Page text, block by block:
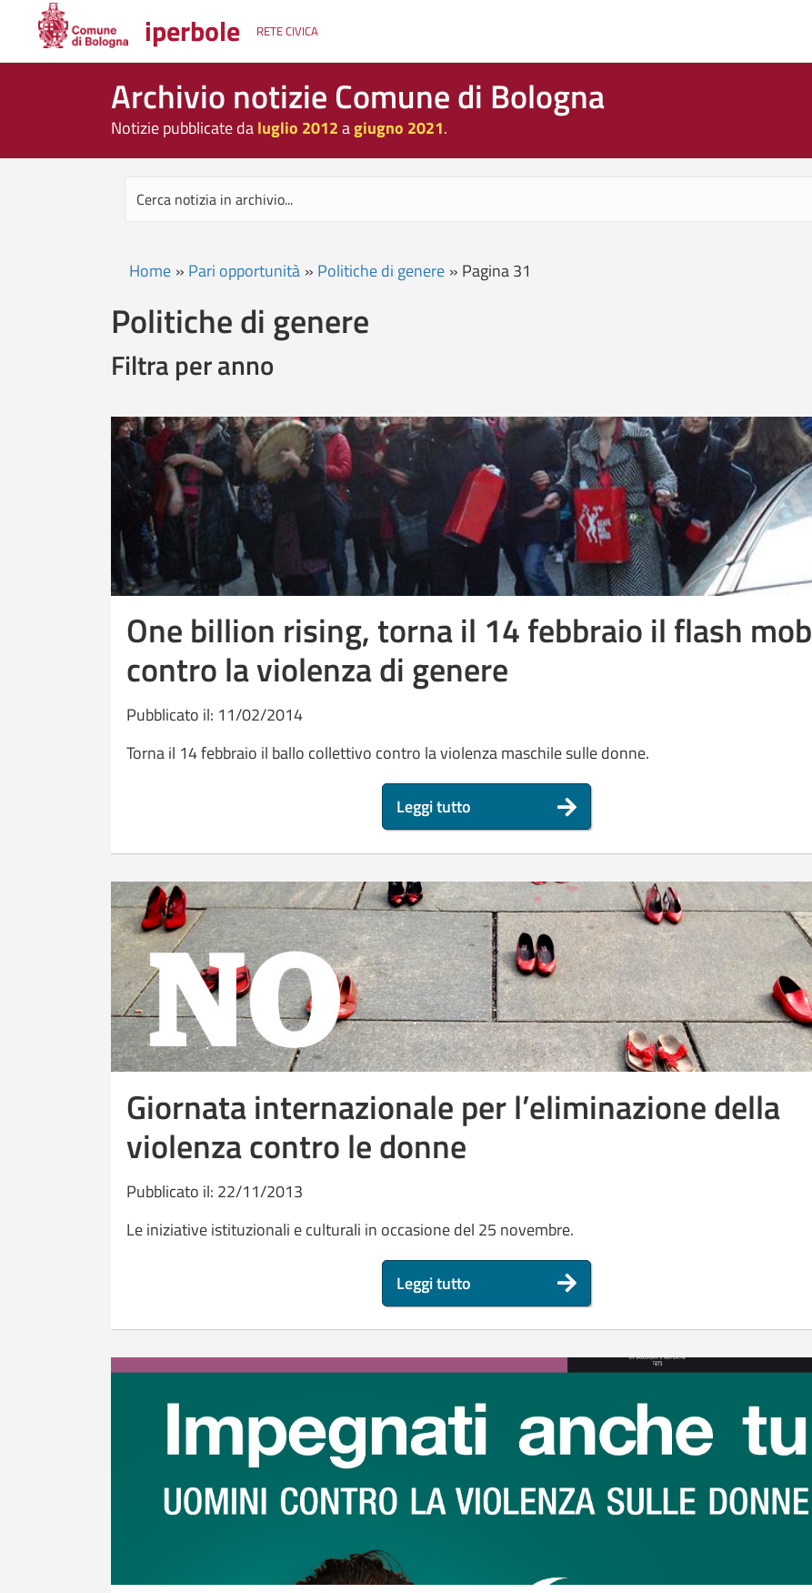
iperbole RETE CIVICA
Archivio notizie Comune di Bologna
Notizie pubblicate daluglio 2012agiugno 2021.
Home » Pari opportunità » Politiche di genere » Pagina 31
Politiche di genere
Filtra per anno
One billion rising, torna il 14 febbraio il flash mob
contro la violenza di genere
Pubblicato il: 11/02/2014
Torna il 14 febbraio il ballo collettivo contro la violenza maschile sulle donne.
Leggi tutto
Giornata internazionale per l’eliminazione della
violenza contro le donne
Pubblicato il: 22/11/2013
Le iniziative istituzionali e culturali in occasione del 25 novembre.
Leggi tutto